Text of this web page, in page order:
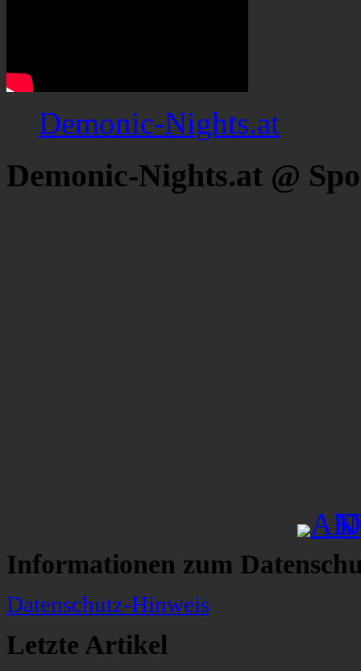
Demonic-Nights.at
Demonic-Nights.at @
Informationen zum
Datenschutz-Hinweis
Letzte Artikel